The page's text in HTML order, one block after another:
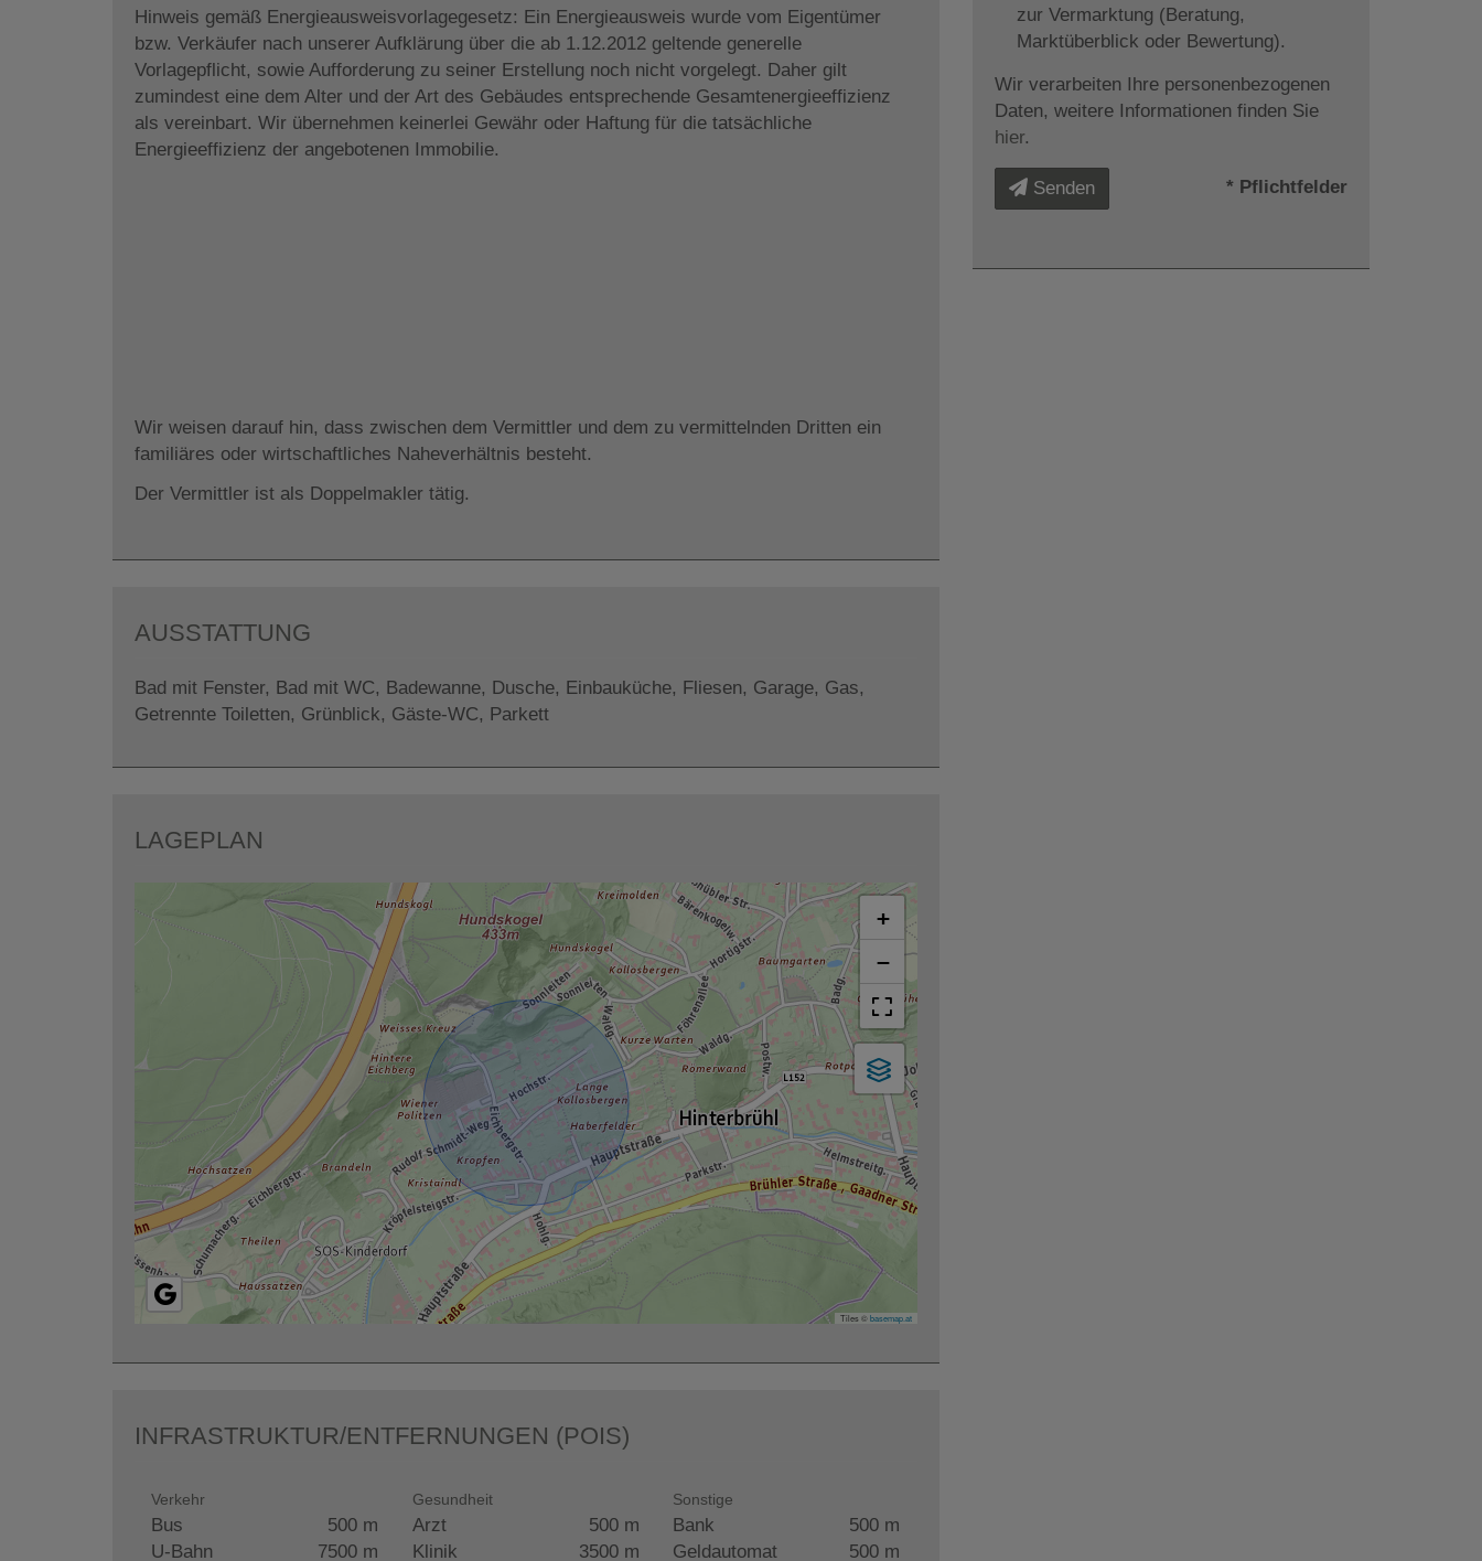
Hinweis gemäß Energieausweisvorlagegesetz: Ein Energieausweis wurde vom Eigentümer
bzw. Verkäufer nach unserer Aufklärung über die ab 1.12.2012 geltende generelle
Vorlagepflicht, sowie Aufforderung zu seiner Erstellung noch nicht vorgelegt. Daher gilt
zumindest eine dem Alter und der Art des Gebäudes entsprechende Gesamtenergieeffizienz
als vereinbart. Wir übernehmen keinerlei Gewähr oder Haftung für die tatsächliche
Energieeffizienz der angebotenen Immobilie.
Wir weisen darauf hin, dass zwischen dem Vermittler und dem zu vermittelnden Dritten ein
familiäres oder wirtschaftliches Naheverhältnis besteht.
Der Vermittler ist als Doppelmakler tätig.
AUSSTATTUNG
Bad mit Fenster Bad mit WC Badewanne Dusche Einbauküche Fliesen Garage Gas
Getrennte Toiletten
Grünblick Gäste-WC Parkett
LAGEPLAN
+
−
Tiles ©basemap.at
INFRASTRUKTUR/ENTFERNUNGEN (POIS)
Verkehr
Bus
500 m
U-Bahn
7500 m
Gesundheit
Arzt
500 m
Klinik
3500 m
Sonstige
Bank
500 m
Geldautomat
500 m
zur Vermarktung (Beratung,
Marktüberblick oder Bewertung).
Wir verarbeiten Ihre personenbezogenen
Daten, weitere Informationen finden Sie
hier.
Senden * Pflichtfelder